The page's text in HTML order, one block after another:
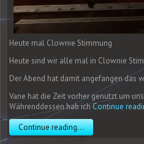
Heute mal Clownie Stimmung
Heute sind wir alle mal in Clownie
Der Abend hat damit angefangen das
Vane hat die Zeit vorher genutzt um
Währenddessen hab ichContinue
Continue reading...